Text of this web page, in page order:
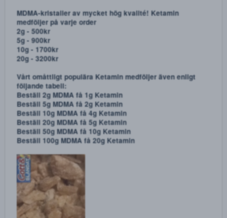
KETAMIN RACEMIC - DET BÄSTA AV TVÅ VÄRLDAR!
En mix mellan vår r-isomer och s-isomer, 50/50.
1g - 300kr
2g - 500kr
3g - 700kr
5g - 900kr
10g - 1600kr